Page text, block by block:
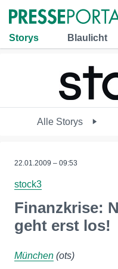
Storys Blaulicht
Alle Storys
22.01.2009 – 09:53
stock3
Finanzkrise:
geht erst los!
München (ots)